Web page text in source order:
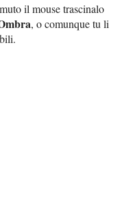
il mouse trascinalo
, o comunque tu li